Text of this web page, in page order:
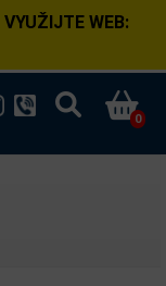
WEB:
0